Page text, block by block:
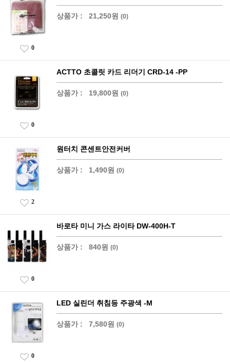
상품가 : 21,250원 (0)
0
ACTTO 초콜릿 카드 리더기 CRD-14 -PP
상품가 : 19,800원 (0)
0
원터치 콘센트안전커버
상품가 : 1,490원 (0)
2
바로타 미니 가스 라이타 DW-400H-T
상품가 : 840원 (0)
0
LED 실린더 취침등 주광색 -M
상품가 : 7,580원 (0)
0